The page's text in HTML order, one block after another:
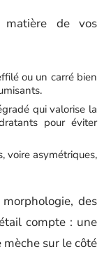
matière de vos
ou un carré bien
qui valorise la
pour éviter
voire asymétriques,
des
compte : une
sur le côté